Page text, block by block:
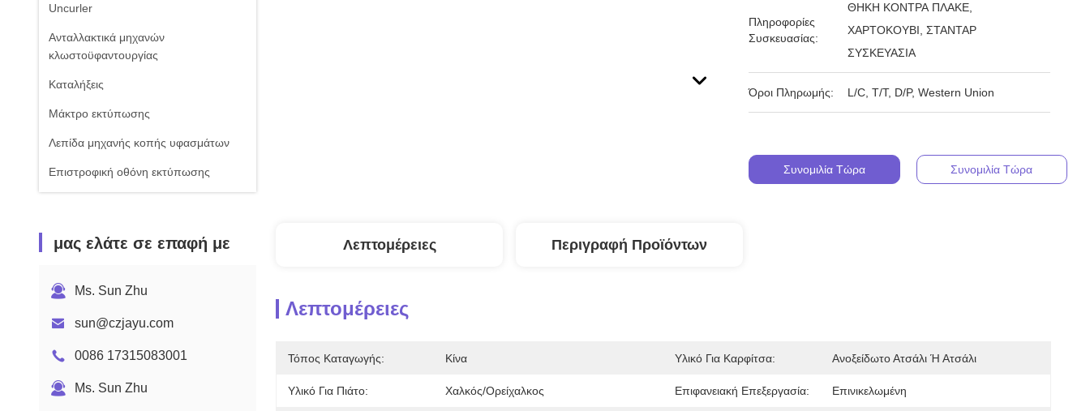
Uncurler
Ανταλλακτικά μηχανών
κλωστοϋφαντουργίας
Καταλήξεις
Μάκτρο εκτύπωσης
Λεπίδα μηχανής κοπής υφασμάτων
Επιστροφική οθόνη εκτύπωσης
μας ελάτε σε επαφή με
Ms. Sun Zhu
sun@czjayu.com
0086 17315083001
Ms. Sun Zhu
Πληροφορίες
Συσκευασίας:
ΘΗΚΗ ΚΟΝΤΡΑ ΠΛΑΚΕ,
ΧΑΡΤΟΚΟΥΒΙ, ΣΤΑΝΤΑΡ
ΣΥΣΚΕΥΑΣΙΑ
Όροι Πληρωμής: L/C, T/T, D/P, Western Union
Συνομιλία Τώρα Συνομιλία Τώρα
Λεπτομέρειες Περιγραφή Προϊόντων
Λεπτομέρειες
Τόπος Καταγωγής: Κίνα Υλικό Για Καρφίτσα: Ανοξείδωτο Ατσάλι Ή Ατσάλι
Υλικό Για Πιάτο: Χαλκός/Ορείχαλκος Επιφανειακή Επεξεργασία: Επινικελωμένη